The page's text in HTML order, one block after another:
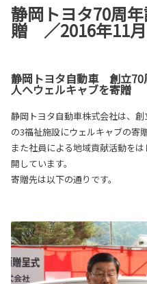
静岡トヨタ70周
贈 ／2016年11
静岡トヨタ自動車 創立70
人へウェルキャブを寄贈
静岡トヨタ自動車株式会社は、
の3福祉施設にウェルキャブの寄
また社員による地域貢献活動を
開しています。
寄贈先は以下の通りです。